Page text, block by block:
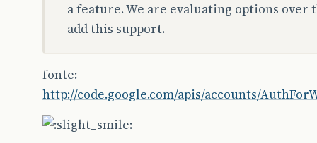
a feature. We are evaluating options over
add this support.
fonte:
http://code.google.com/apis/accounts/